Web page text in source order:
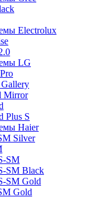
Electrolux
LG
Mirror
Plus S
Haier
Silver
SM
SM Black
SM Gold
Gold